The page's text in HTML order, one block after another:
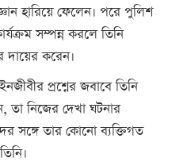
হারিয়ে ফেলেন। পরে পুলিশ
সম্পন্ন করলে তিনি
দায়ের করেন।
প্রশ্নের জবাবে তিনি
নিজের দেখা ঘটনার
সঙ্গে তার কোনো ব্যক্তিগত